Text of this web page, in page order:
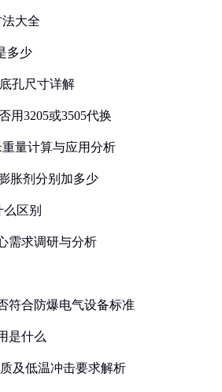
大全
多少
孔尺寸详解
用3205或3505代换
量计算与应用分析
胀剂分别加多少
区别
需求调研与分析
符合防爆电气设备标准
是什么
及低温冲击要求解析